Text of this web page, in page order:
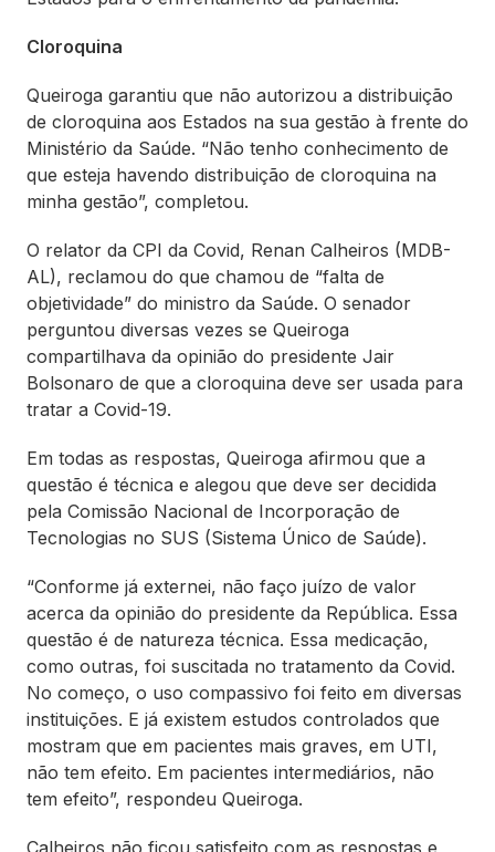
Cloroquina
Queiroga garantiu que não autorizou a distribuição
de cloroquina aos Estados na sua gestão à frente do
Ministério da Saúde. “Não tenho conhecimento de
que esteja havendo distribuição de cloroquina na
minha gestão”, completou.
O relator da CPI da Covid, Renan Calheiros (MDB-
AL), reclamou do que chamou de “falta de
objetividade” do ministro da Saúde. O senador
perguntou diversas vezes se Queiroga
compartilhava da opinião do presidente Jair
Bolsonaro de que a cloroquina deve ser usada para
tratar a Covid-19.
Em todas as respostas, Queiroga afirmou que a
questão é técnica e alegou que deve ser decidida
pela Comissão Nacional de Incorporação de
Tecnologias no SUS (Sistema Único de Saúde).
“Conforme já externei, não faço juízo de valor
acerca da opinião do presidente da República. Essa
questão é de natureza técnica. Essa medicação,
como outras, foi suscitada no tratamento da Covid.
No começo, o uso compassivo foi feito em diversas
instituições. E já existem estudos controlados que
mostram que em pacientes mais graves, em UTI,
não tem efeito. Em pacientes intermediários, não
tem efeito”, respondeu Queiroga.